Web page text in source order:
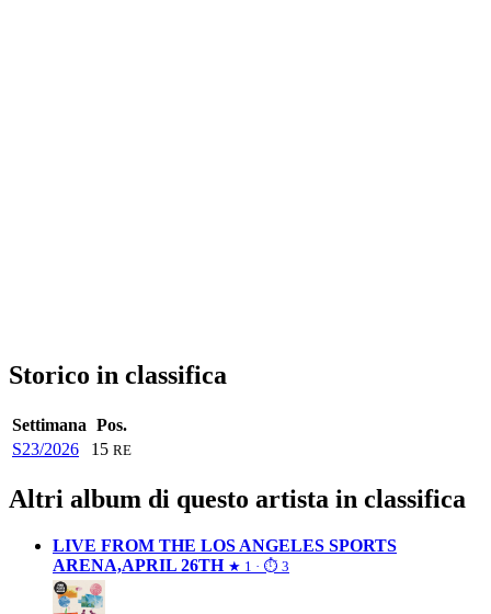
Storico in classifica
Settimana Pos.
S23/2026
15 RE
Altri album di questo artista in classifica
LIVE FROM THE LOS ANGELES SPORTS
ARENA,APRIL 26TH ★ 1 · ⏱ 3